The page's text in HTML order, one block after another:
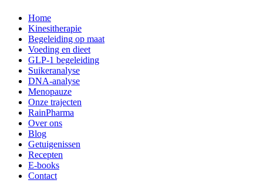
Home
Kinesitherapie
Begeleiding op maat
Voeding en dieet
GLP-1 begeleiding
Suikeranalyse
DNA-analyse
Menopauze
Onze trajecten
RainPharma
Over ons
Blog
Getuigenissen
Recepten
E-books
Contact